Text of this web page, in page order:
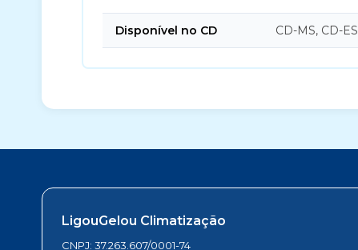
Disponível no CD CD-MS, CD-ES
LigouGelou Climatização
CNPJ: 37.263.607/0001-74